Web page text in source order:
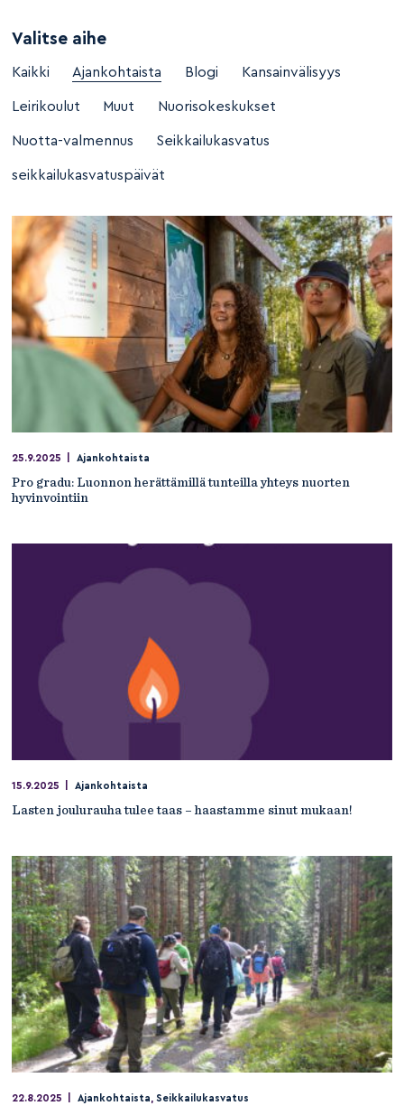
Valitse aihe
Kaikki Ajankohtaista Blogi Kansainvälisyys
Leirikoulut Muut Nuorisokeskukset
Nuotta-valmennus Seikkailukasvatus
seikkailukasvatuspäivät
25.9.2025 Ajankohtaista
Pro gradu: Luonnon herättämillä tunteilla yhteys nuorten
hyvinvointiin
15.9.2025 Ajankohtaista
Lasten joulurauha tulee taas – haastamme sinut mukaan!
22.8.2025 Ajankohtaista Seikkailukasvatus